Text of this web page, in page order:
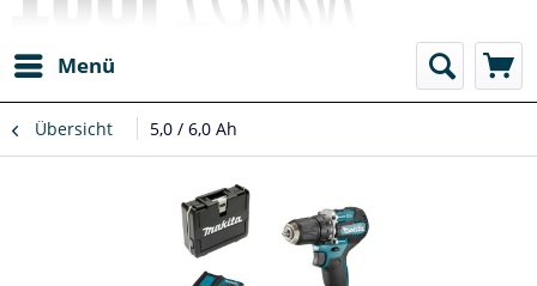
Menü
Übersicht 5,0 / 6,0 Ah